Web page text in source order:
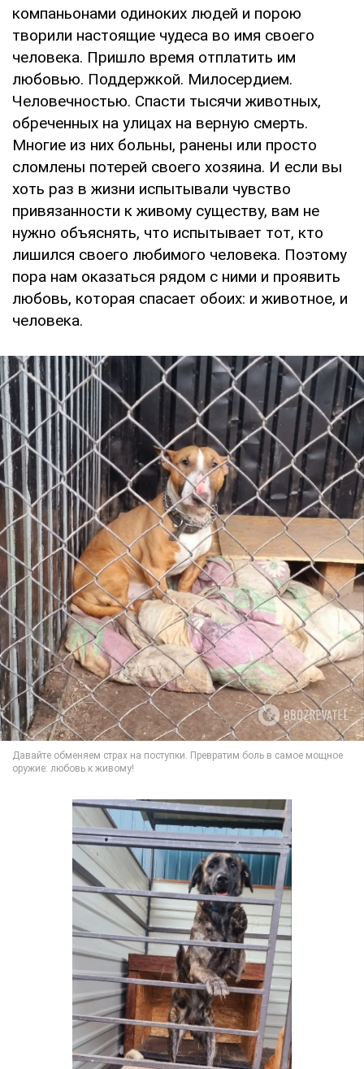
компаньонами одиноких людей и порою
творили настоящие чудеса во имя своего
человека. Пришло время отплатить им
любовью. Поддержкой. Милосердием.
Человечностью. Спасти тысячи животных,
обреченных на улицах на верную смерть.
Многие из них больны, ранены или просто
сломлены потерей своего хозяина. И если вы
хоть раз в жизни испытывали чувство
привязанности к живому существу, вам не
нужно объяснять, что испытывает тот, кто
лишился своего любимого человека. Поэтому
пора нам оказаться рядом с ними и проявить
любовь, которая спасает обоих: и животное, и
человека.